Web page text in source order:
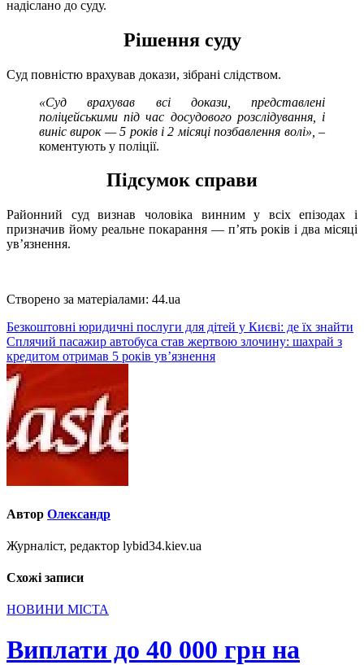
надіслано до суду.
Рішення суду
Суд повністю врахував докази, зібрані слідством.
«Суд врахував всі докази, представлені
поліцейськими під час досудового розслідування, і
виніс вирок — 5 років і 2 місяці позбавлення волі», –
коментують у поліції.
Підсумок справи
Районний суд визнав чоловіка винним у всіх епізодах і
призначив йому реальне покарання — п’ять років і два місяці
ув’язнення.
Створено за матеріалами: 44.ua
Навігація
записів
Безкоштовні юридичні послуги для дітей у Києві: де їх знайти
Сплячий пасажир автобуса став жертвою злочину: шахрай з
кредитом отримав 5 років ув’язнення
Автор Олександр
Журналіст, редактор lybid34.kiev.ua
Схожі записи
НОВИНИ МІСТА
Виплати до 40 000 грн на